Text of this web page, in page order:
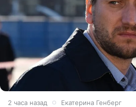
3 часа назад Екатерина Генберг